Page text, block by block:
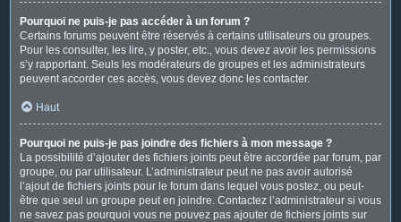
Pourquoi ne puis-je pas accéder à un forum ?
Certains forums peuvent être réservés à certains utilisateurs ou groupes.
Pour les consulter, les lire, y poster, etc., vous devez avoir les permissions
s’y rapportant. Seuls les modérateurs de groupes et les administrateurs
peuvent accorder ces accès, vous devez donc les contacter.
Haut
Pourquoi ne puis-je pas joindre des fichiers à mon message ?
La possibilité d’ajouter des fichiers joints peut être accordée par forum, par
groupe, ou par utilisateur. L’administrateur peut ne pas avoir autorisé
l’ajout de fichiers joints pour le forum dans lequel vous postez, ou peut-
être que seul un groupe peut en joindre. Contactez l’administrateur si vous
ne savez pas pourquoi vous ne pouvez pas ajouter de fichiers joints sur